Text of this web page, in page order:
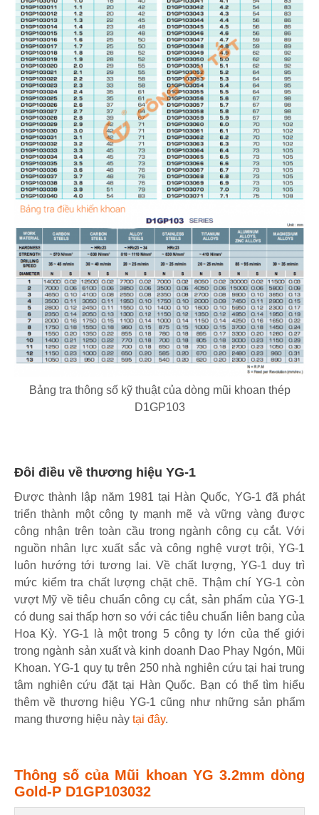
Bảng tra thông số kỹ thuật của dòng mũi khoan thép
D1GP103
Đôi điều về thương hiệu YG-1
Được thành lập năm 1981 tại Hàn Quốc, YG-1 đã phát
triển thành một công ty mạnh mẽ và vững vàng được
công nhận trên toàn cầu trong ngành công cụ cắt. Với
nguồn nhân lực xuất sắc và công nghệ vượt trội, YG-1
luôn hướng tới tương lai. Về chất lượng, YG-1 duy trì
mức kiểm tra chất lượng chặt chẽ. Thậm chí YG-1 còn
vượt Mỹ về tiêu chuẩn công cụ cắt, sản phẩm của YG-1
có dung sai thấp hơn so với các tiêu chuẩn liên bang của
Hoa Kỳ. YG-1 là một trong 5 công ty lớn của thế giới
trong ngành sản xuất và kinh doanh Dao Phay Ngón, Mũi
Khoan. YG-1 quy tụ trên 250 nhà nghiên cứu tại hai trung
tâm nghiên cứu đặt tại Hàn Quốc. Bạn có thể tìm hiểu
thêm về thương hiệu YG-1 cũng như những sản phẩm
mang thương hiệu này tại đây.
Thông số của Mũi khoan YG 3.2mm dòng
Gold-P D1GP103032